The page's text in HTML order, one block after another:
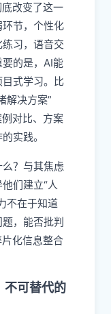
改变了这一
节，个性化
习，语音交
的是，AI能
式学习。比
解决方案”
对比、方案
实践。
？与其焦虑
们建立“人
不在于知道
，能否批判
化信息整合
不可替代的